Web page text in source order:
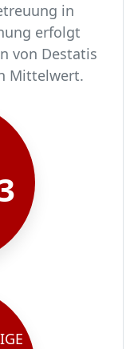
in
erfolgt
von Destatis
Mittelwert.
sind rund
Menschen
in Erfurt,